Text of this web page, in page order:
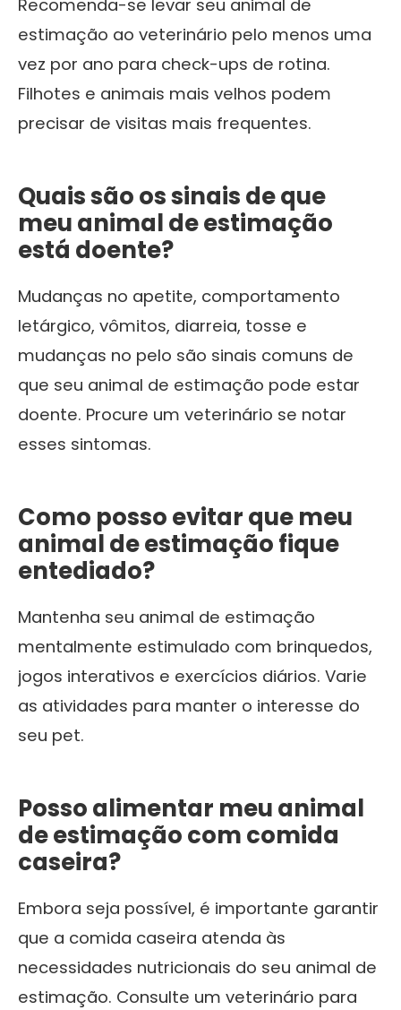
Recomenda-se levar seu animal de
estimação ao veterinário pelo menos uma
vez por ano para check-ups de rotina.
Filhotes e animais mais velhos podem
precisar de visitas mais frequentes.
Quais são os sinais de que
meu animal de estimação
está doente?
Mudanças no apetite, comportamento
letárgico, vômitos, diarreia, tosse e
mudanças no pelo são sinais comuns de
que seu animal de estimação pode estar
doente. Procure um veterinário se notar
esses sintomas.
Como posso evitar que meu
animal de estimação fique
entediado?
Mantenha seu animal de estimação
mentalmente estimulado com brinquedos,
jogos interativos e exercícios diários. Varie
as atividades para manter o interesse do
seu pet.
Posso alimentar meu animal
de estimação com comida
caseira?
Embora seja possível, é importante garantir
que a comida caseira atenda às
necessidades nutricionais do seu animal de
estimação. Consulte um veterinário para